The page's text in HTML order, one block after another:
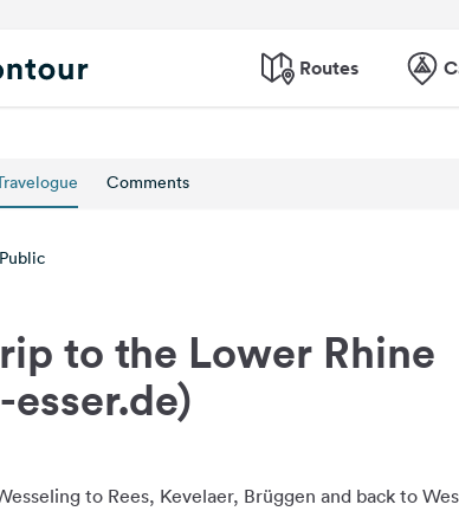
Routes
Comments
Public
to the Lower Rhine
to Rees, Kevelaer, Brüggen and back to